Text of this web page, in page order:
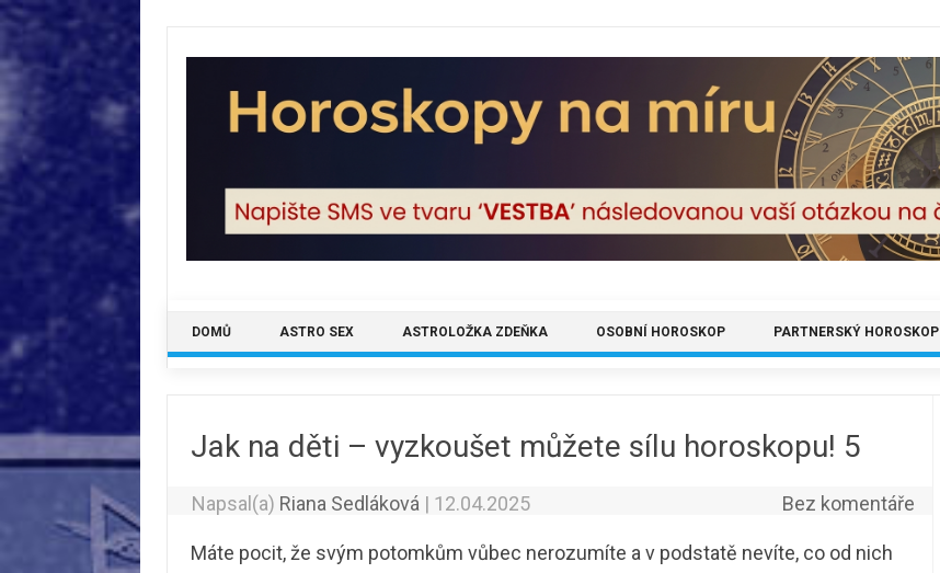
DOMŮ ASTRO SEX ASTROLOŽKA ZDEŇKA OSOBNÍ HOROSKOP PARTNERSKÝ HOROSKOP
Jak na děti – vyzkoušet můžete sílu horoskopu! 5
Napsal(a) Riana Sedláková | 12.04.2025 Bez komentáře
Máte pocit, že svým potomkům vůbec nerozumíte a v podstatě nevíte, co od nich